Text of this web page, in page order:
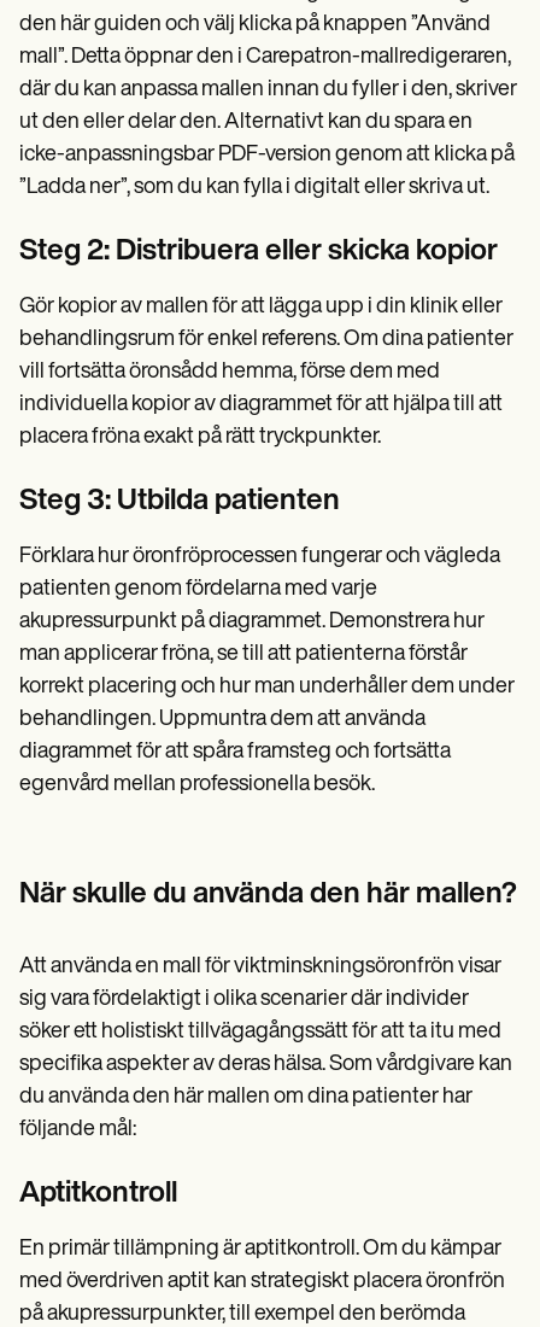
den här guiden och välj klicka på knappen ”Använd
mall”. Detta öppnar den i Carepatron-mallredigeraren,
där du kan anpassa mallen innan du fyller i den, skriver
ut den eller delar den. Alternativt kan du spara en
icke-anpassningsbar PDF-version genom att klicka på
”Ladda ner”, som du kan fylla i digitalt eller skriva ut.
Steg 2: Distribuera eller skicka kopior
Gör kopior av mallen för att lägga upp i din klinik eller
behandlingsrum för enkel referens. Om dina patienter
vill fortsätta öronsådd hemma, förse dem med
individuella kopior av diagrammet för att hjälpa till att
placera fröna exakt på rätt tryckpunkter.
Steg 3: Utbilda patienten
Förklara hur öronfröprocessen fungerar och vägleda
patienten genom fördelarna med varje
akupressurpunkt på diagrammet. Demonstrera hur
man applicerar fröna, se till att patienterna förstår
korrekt placering och hur man underhåller dem under
behandlingen. Uppmuntra dem att använda
diagrammet för att spåra framsteg och fortsätta
egenvård mellan professionella besök.
När skulle du använda den här mallen?
Att använda en mall för viktminskningsöronfrön visar
sig vara fördelaktigt i olika scenarier där individer
söker ett holistiskt tillvägagångssätt för att ta itu med
specifika aspekter av deras hälsa. Som vårdgivare kan
du använda den här mallen om dina patienter har
följande mål:
Aptitkontroll
En primär tillämpning är aptitkontroll. Om du kämpar
med överdriven aptit kan strategiskt placera öronfrön
på akupressurpunkter, till exempel den berömda